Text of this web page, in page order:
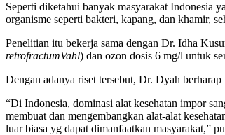
Seperti diketahui banyak masyarakat Indonesia
organisme seperti bakteri, kapang, dan khamir,
Penelitian itu bekerja sama dengan Dr. Idha
retrofractumVahl) dan ozon dosis 6 mg/l untuk
Dengan adanya riset tersebut, Dr. Dyah
“Di Indonesia, dominasi alat kesehatan impor
membuat dan mengembangkan alat-alat
luar biasa yg dapat dimanfaatkan masyarakat,”